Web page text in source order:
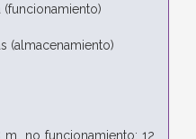
(funcionamiento)
(almacenamiento)
m, no funcionamiento: 12